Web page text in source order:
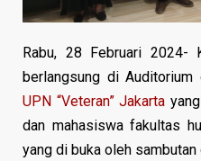
Rabu, 28 Februari 2024-
berlangsung di
UPN “Veteran” Jakarta
dan mahasiswa fakultas
yang di buka oleh sambutan